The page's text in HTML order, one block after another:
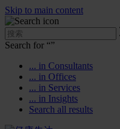
Skip to main content
Search for “”
... in Consultants
... in Offices
... in Services
... in Insights
Search all results